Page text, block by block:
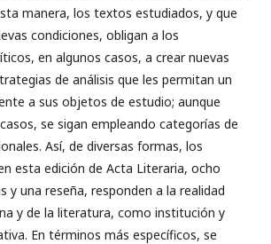
manera, los textos estudiados, y que
condiciones, obligan a los
en algunos casos, a crear nuevas
de análisis que les permitan un
a sus objetos de estudio; aunque
se sigan empleando categorías de
Así, de diversas formas, los
esta edición de Acta Literaria, ocho
y una reseña, responden a la realidad
y de la literatura, como institución y
En términos más específicos, se